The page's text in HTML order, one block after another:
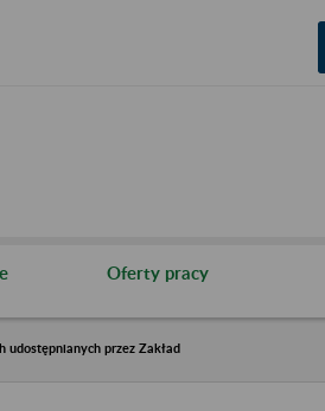
Oferty pracy
udostępnianych przez Zakład